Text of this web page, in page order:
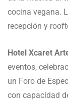
cocina vegana.
recepción y
Hotel Xcaret
eventos,
un Foro de
con capacidad